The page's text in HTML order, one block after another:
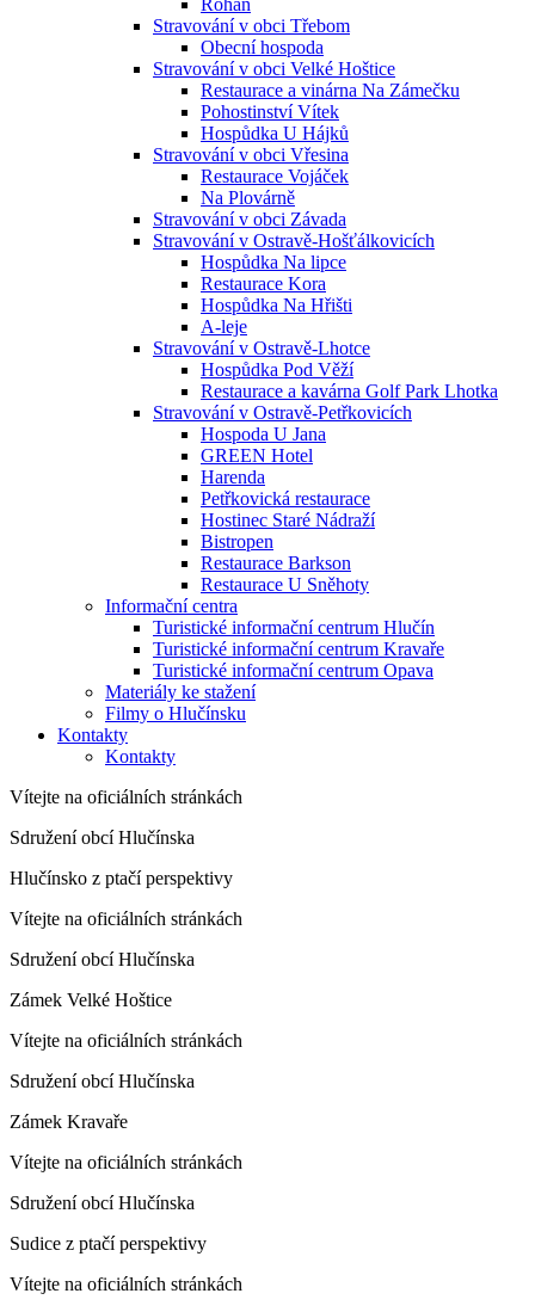
Rohan
Stravování v obci Třebom
Obecní hospoda
Stravování v obci Velké Hoštice
Restaurace a vinárna Na Zámečku
Pohostinství Vítek
Hospůdka U Hájků
Stravování v obci Vřesina
Restaurace Vojáček
Na Plovárně
Stravování v obci Závada
Stravování v Ostravě-Hošťálkovicích
Hospůdka Na lipce
Restaurace Kora
Hospůdka Na Hřišti
A-leje
Stravování v Ostravě-Lhotce
Hospůdka Pod Věží
Restaurace a kavárna Golf Park Lhotka
Stravování v Ostravě-Petřkovicích
Hospoda U Jana
GREEN Hotel
Harenda
Petřkovická restaurace
Hostinec Staré Nádraží
Bistropen
Restaurace Barkson
Restaurace U Sněhoty
Informační centra
Turistické informační centrum Hlučín
Turistické informační centrum Kravaře
Turistické informační centrum Opava
Materiály ke stažení
Filmy o Hlučínsku
Kontakty
Kontakty
Vítejte na oficiálních stránkách
Sdružení obcí Hlučínska
Hlučínsko z ptačí perspektivy
Vítejte na oficiálních stránkách
Sdružení obcí Hlučínska
Zámek Velké Hoštice
Vítejte na oficiálních stránkách
Sdružení obcí Hlučínska
Zámek Kravaře
Vítejte na oficiálních stránkách
Sdružení obcí Hlučínska
Sudice z ptačí perspektivy
Vítejte na oficiálních stránkách